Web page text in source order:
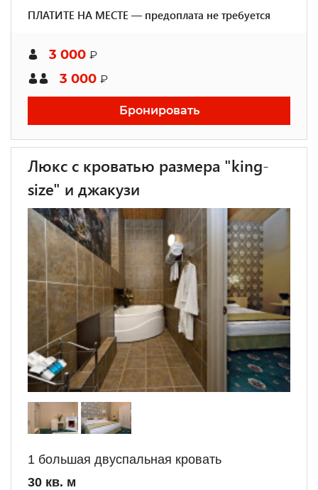
ПЛАТИТЕ НА МЕСТЕ — предоплата не требуется
3 000 ₽
3 000 ₽
Бронировать
Люкс с кроватью размера "king-
size" и джакузи
1 большая двуспальная кровать
30 кв. м